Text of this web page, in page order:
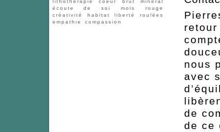
lithotherapie
coeur brut
mineral
écoute de soi
mois
rouge
créativité
habitat liberté
roulées
empathie
compassion
nous
avec
de
de ce